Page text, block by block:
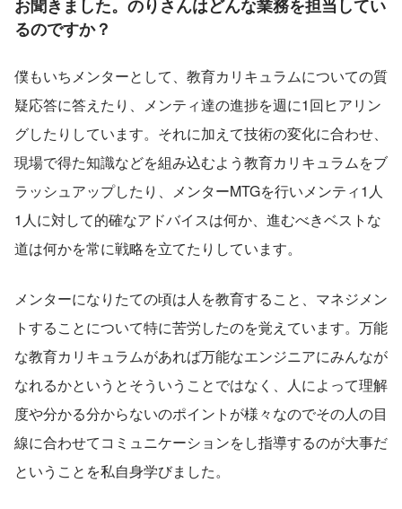
お聞きました。のりさんはどんな業務を担当してい
るのですか？
僕もいちメンターとして、教育カリキュラムについての質
疑応答に答えたり、メンティ達の進捗を週に1回ヒアリン
グしたりしています。それに加えて技術の変化に合わせ、
現場で得た知識などを組み込むよう教育カリキュラムをブ
ラッシュアップしたり、メンターMTGを行いメンティ1人
1人に対して的確なアドバイスは何か、進むべきベストな
道は何かを常に戦略を立てたりしています。
メンターになりたての頃は人を教育すること、マネジメン
トすることについて特に苦労したのを覚えています。万能
な教育カリキュラムがあれば万能なエンジニアにみんなが
なれるかというとそういうことではなく、人によって理解
度や分かる分からないのポイントが様々なのでその人の目
線に合わせてコミュニケーションをし指導するのが大事だ
ということを私自身学びました。